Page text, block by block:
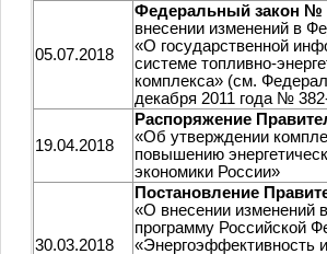
05.07.2018
Федеральный закон №
внесении изменений в
«О государственной
системе топливно-
комплекса» (см.
декабря 2011 года №
19.04.2018
Распоряжение
«Об утверждении
повышению
экономики России»
30.03.2018
Постановление
«О внесении изменений
программу Российской
«Энергоэффективность